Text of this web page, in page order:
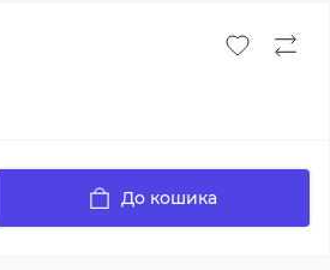
До кошика